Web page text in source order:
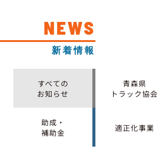
NEWS
新着情報
すべての
お知らせ
青森県
トラック協会
助成・
補助金
適正化事業